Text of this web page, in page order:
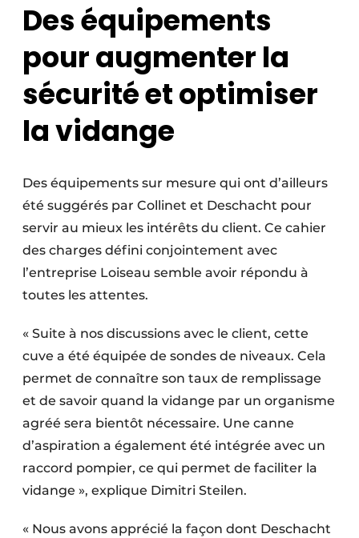
Des équipements
pour augmenter la
sécurité et optimiser
la vidange
Des équipements sur mesure qui ont d’ailleurs
été suggérés par Collinet et Deschacht pour
servir au mieux les intérêts du client. Ce cahier
des charges défini conjointement avec
l’entreprise Loiseau semble avoir répondu à
toutes les attentes.
« Suite à nos discussions avec le client, cette
cuve a été équipée de sondes de niveaux. Cela
permet de connaître son taux de remplissage
et de savoir quand la vidange par un organisme
agréé sera bientôt nécessaire. Une canne
d’aspiration a également été intégrée avec un
raccord pompier, ce qui permet de faciliter la
vidange », explique Dimitri Steilen.
« Nous avons apprécié la façon dont Deschacht